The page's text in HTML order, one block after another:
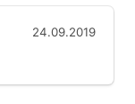
24.09.2019